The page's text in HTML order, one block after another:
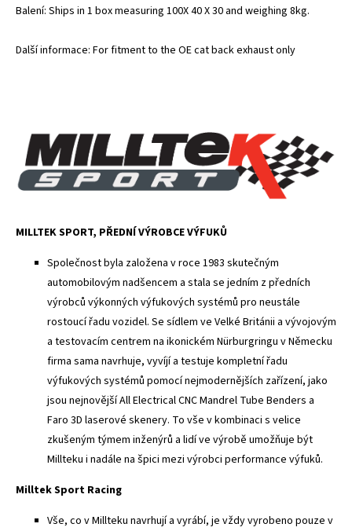
Balení: Ships in 1 box measuring 100X 40 X 30 and weighing 8kg.
Další informace: For fitment to the OE cat back exhaust only
MILLTEK SPORT, PŘEDNÍ VÝROBCE VÝFUKŮ
Společnost byla založena v roce 1983 skutečným
automobilovým nadšencem a stala se jedním z předních
výrobců výkonných výfukových systémů pro neustále
rostoucí řadu vozidel. Se sídlem ve Velké Británii a vývojovým
a testovacím centrem na ikonickém Nürburgringu v Německu
firma sama navrhuje, vyvíjí a testuje kompletní řadu
výfukových systémů pomocí nejmodernějších zařízení, jako
jsou nejnovější All Electrical CNC Mandrel Tube Benders a
Faro 3D laserové skenery. To vše v kombinaci s velice
zkušeným týmem inženýrů a lidí ve výrobě umožňuje být
Millteku i nadále na špici mezi výrobci performance výfuků.
Milltek Sport Racing
Vše, co v Millteku navrhují a vyrábí, je vždy vyrobeno pouze v